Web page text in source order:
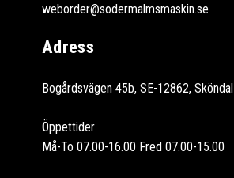
weborder@sodermalmsmaskin.se
Adress
Bogårdsvägen 45b, SE-12862, Sköndal
Öppettider
Må-To 07.00-16.00 Fred 07.00-15.00